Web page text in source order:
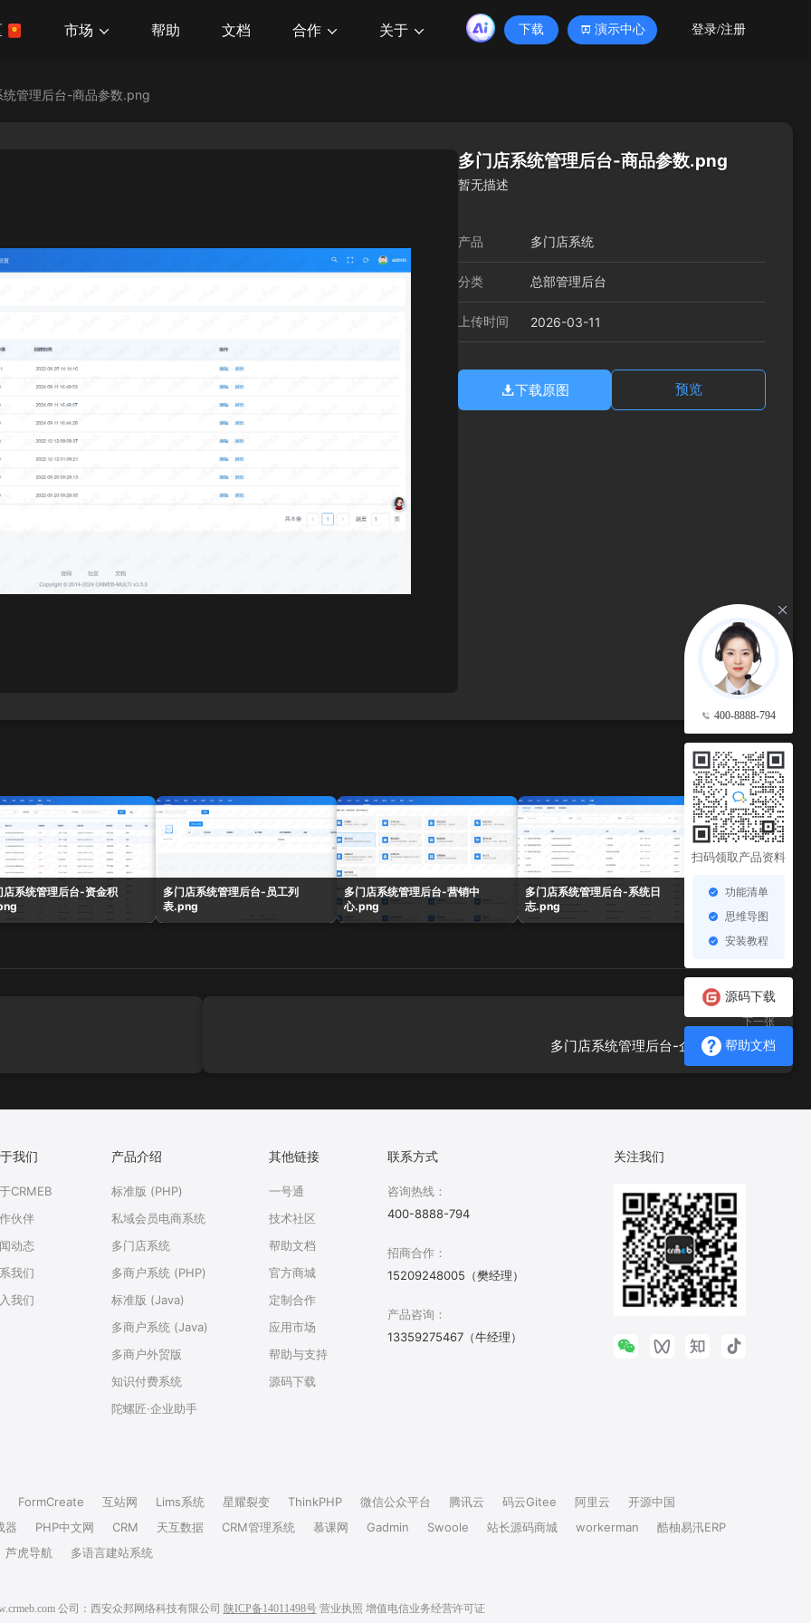
市场 帮助 文档 合作 关于 下载 演示中心 登录/注册
400-8888-794
扫码领取产品资料
功能清单
思维导图
安装教程
源码下载
帮助文档
统管理后台-商品参数.png
多门店系统管理后台-商品参数.png
暂无描述
产品 多门店系统
分类 总部管理后台
上传时间 2026-03-11
下载原图 预览
查看更多 →
店系统管理后台-资金积
多门店系统管理后台-员工列
表.png
多门店系统管理后台-营销中
心.png
多门店系统管理后台-系统日
志.png
多门店系统管理后台
下一张
多门店系统管理后台-企微欢迎语.png
我们
CRMEB
伙伴
动态
我们
我们
产品介绍
标准版 (PHP)
私域会员电商系统
多门店系统
多商户系统 (PHP)
标准版 (Java)
多商户系统 (Java)
多商户外贸版
知识付费系统
陀螺匠·企业助手
其他链接
一号通
技术社区
帮助文档
官方商城
定制合作
应用市场
帮助与支持
源码下载
联系方式
咨询热线：
400-8888-794
招商合作：
15209248005（樊经理）
产品咨询：
13359275467（牛经理）
关注我们
FormCreate 互站网 Lims系统 星耀裂变 ThinkPHP 微信公众平台 腾讯云 码云Gitee 阿里云
开源中国
器
PHP中文网 CRM 天互数据 CRM管理系统 慕课网 Gadmin Swoole 站长源码商城 workerman
酷柚易汛ERP
芦虎导航
多语言建站系统
公司：西安众邦网络科技有限公司 陕ICP备14011498号 营业执照 增值电信业务经营许可证